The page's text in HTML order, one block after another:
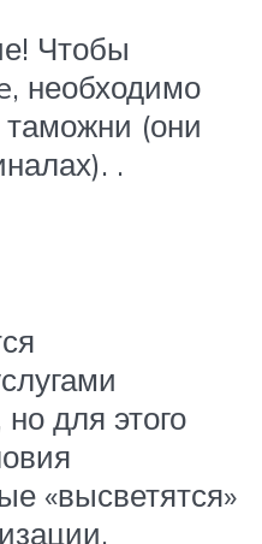
Чтобы
необходимо
таможни (они
.
для этого
«высветятся»